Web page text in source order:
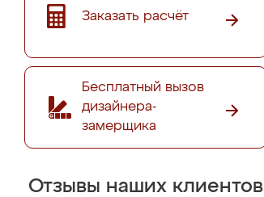
Заказать расчёт
Бесплатный вызов
дизайнера-
замерщика
Отзывы наших клиентов